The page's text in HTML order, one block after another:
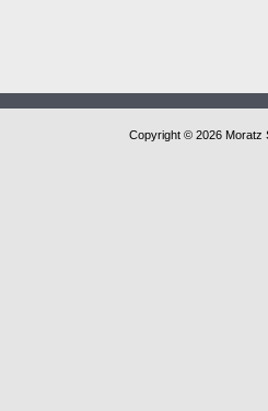
Copyright © 2026 Moratz